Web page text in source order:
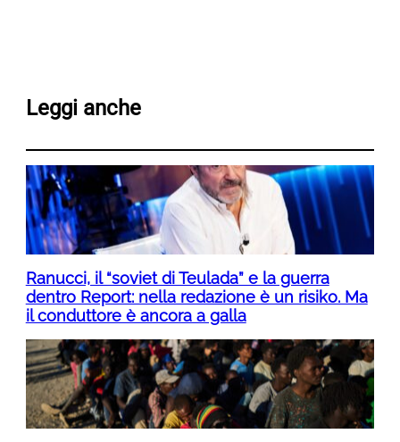
Leggi anche
Ranucci, il “soviet di Teulada” e la guerra
dentro Report: nella redazione è un risiko. Ma
il conduttore è ancora a galla